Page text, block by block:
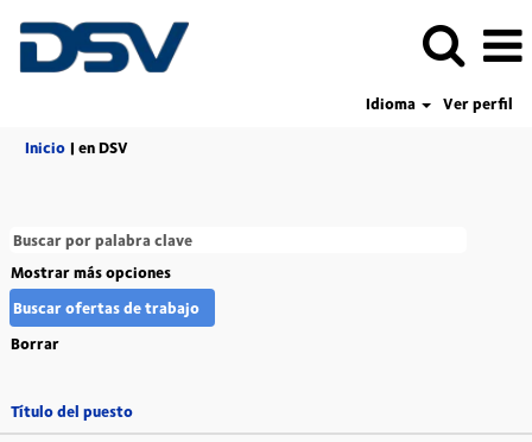
Idioma
Ver perfil
Inicio | en DSV(página
Mostrar más opciones
Borrar
Título del puesto